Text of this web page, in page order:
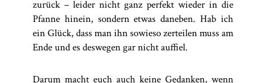
zurück – leider nicht ganz perfekt wieder in die
Pfanne hinein, sondern etwas daneben. Hab ich
ein Glück, dass man ihn sowieso zerteilen muss am
Ende und es deswegen gar nicht auffiel.
Darum macht euch auch keine Gedanken, wenn